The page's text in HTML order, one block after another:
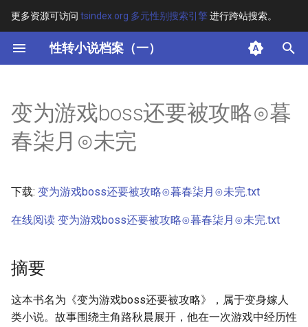
更多资源可访问 tsindex.org 多元性别搜索引擎进行跨站搜索。
性转小说档案（一）
键
开
始
索
其他信息 [Processed Page
Metadata]
变为游戏boss还要被攻略⊙暮
春柒月⊙未完
下载: 变为游戏boss还要被攻略⊙暮春柒月⊙未完.txt
在线阅读 变为游戏boss还要被攻略⊙暮春柒月⊙未完.txt
摘要
这本书名为《变为游戏boss还要被攻略》，属于变身嫁人
类小说。故事围绕主角路秋晨展开，他在一次游戏中经历性